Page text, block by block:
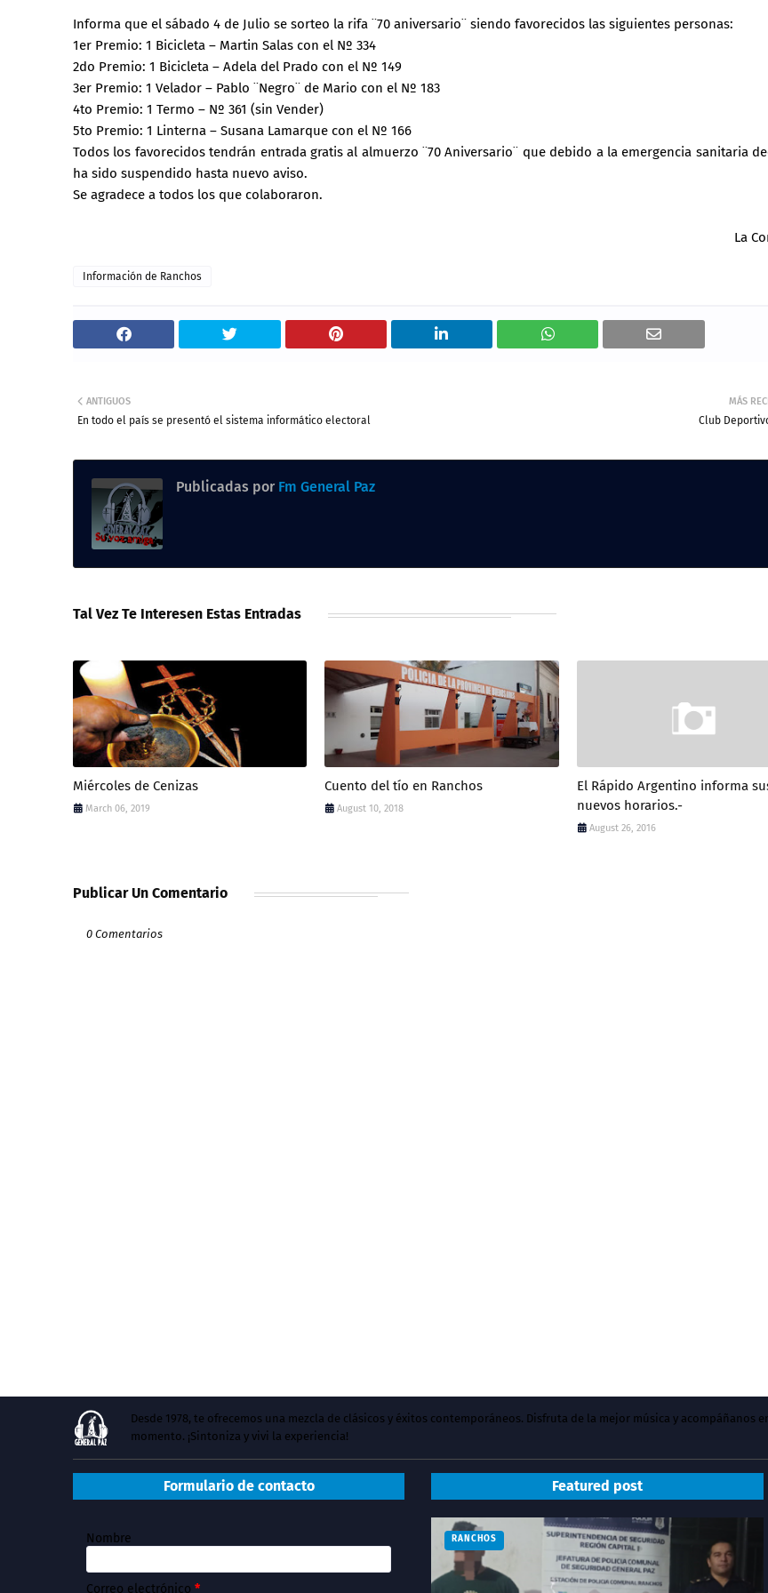
Informa que el sábado 4 de Julio se sorteo la rifa ¨70 aniversario¨ siendo favorecidos las siguientes personas:
1er Premio: 1 Bicicleta – Martin Salas con el Nº 334
2do Premio: 1 Bicicleta – Adela del Prado con el Nº 149
3er Premio: 1 Velador – Pablo ¨Negro¨ de Mario con el Nº 183
4to Premio: 1 Termo – Nº 361 (sin Vender)
5to Premio: 1 Linterna – Susana Lamarque con el Nº 166
Todos los favorecidos tendrán entrada gratis al almuerzo ¨70 Aniversario¨ que debido a la emergencia sanitaria
ha sido suspendido hasta nuevo aviso.
Se agradece a todos los que colaboraron.
La
Información de Ranchos
MÁS
Club
ANTIGUOS
En todo el país se presentó el sistema informático electoral
Publicadas por Fm General Paz
Tal Vez Te Interesen Estas Entradas
Miércoles de Cenizas
March 06, 2019
Cuento del tío en Ranchos
August 10, 2018
El Rápido Argentino informa
nuevos horarios.-
August 26, 2016
Publicar Un Comentario
0 Comentarios
Desde 1978, te ofrecemos una mezcla de clásicos y éxitos contemporáneos. Disfruta de la mejor música y acompáñanos
momento. ¡Sintoniza y vivi la experiencia!
Formulario de contacto
Nombre
Correo electrónico *
Featured post
RANCHOS